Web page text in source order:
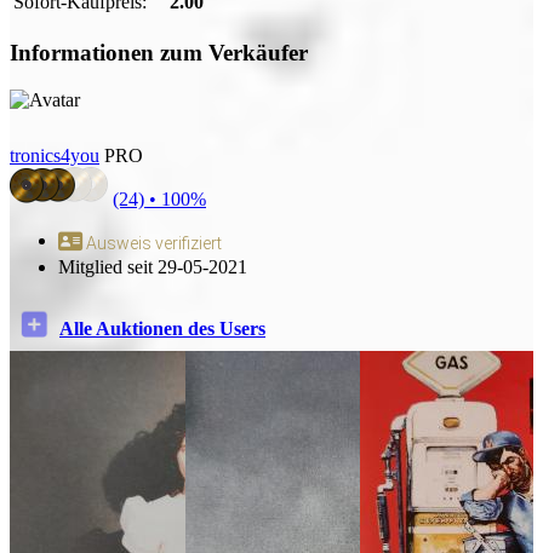
Informationen zum Verkäufer
tronics4you PRO
(24) • 100%
Ausweis verifiziert
Mitglied seit 29-05-2021
Alle Auktionen des Users